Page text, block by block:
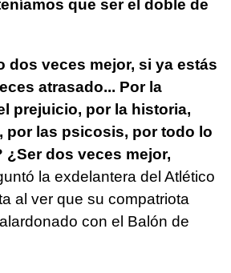
que ser el doble de
dos veces mejor, si ya estás
atrasado... Por la
prejuicio, por la historia,
por las psicosis, por todo lo
¿Ser dos veces mejor,
la exdelantera del Atlético
al ver que su compatriota
con el Balón de